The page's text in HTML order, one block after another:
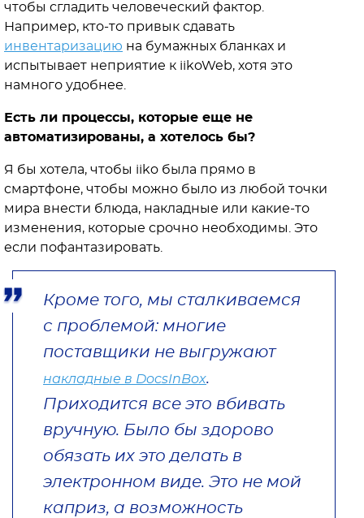
чтобы сгладить человеческий фактор.
Например, кто-то привык сдавать
инвентаризацию на бумажных бланках и
испытывает неприятие к iikoWeb, хотя это
намного удобнее.
Есть ли процессы, которые еще не
автоматизированы, а хотелось бы?
Я бы хотела, чтобы iiko была прямо в
смартфоне, чтобы можно было из любой точки
мира внести блюда, накладные или какие-то
изменения, которые срочно необходимы. Это
если пофантазировать.
Кроме того, мы сталкиваемся
с проблемой: многие
поставщики не выгружают
накладные в DocsInBox.
Приходится все это вбивать
вручную. Было бы здорово
обязать их это делать в
электронном виде. Это не мой
каприз, а возможность